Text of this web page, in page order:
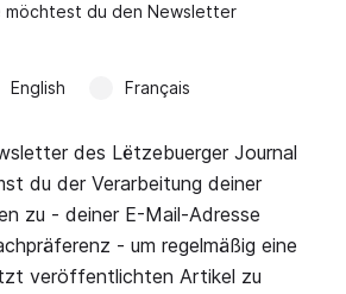
möchtest du den Newsletter
English Français
des Lëtzebuerger Journal
du der Verarbeitung deiner
zu - deiner E-Mail-Adresse
- um regelmäßig eine
veröffentlichten Artikel zu